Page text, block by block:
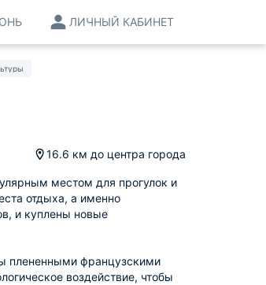
ЛИЧНЫЙ КАБИНЕТ
16.6 км до центра города
местом для прогулок и
отдыха, а именно
и куплены новые
плененными французскими
воздействие, чтобы